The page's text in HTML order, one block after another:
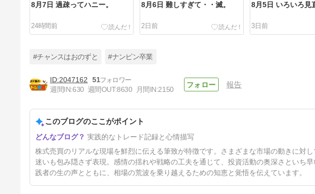
8月7日 過疎ってハニー。
24時間前
8月6日 難しすぎて・・滅。
2日前
8月5日 いろいろ見
3日前
5日前
#チャンスはおのずと #ナンピン卒業
2047162
51
週間IN:630 週間OUT:8630 月間IN:2150
報告
このブログのここがポイント
実践的なトレード記録と心情描写
株式売買のリアルな現場を鮮烈に伝える筆致が特徴です。さまざまな市場の動きに対
迷いも包み隠さず表現。感情の揺れや戦略の工夫を通じて、投資活動の奥深さといち
践者の生の声とともに、相場の荒波を乗り越えるための知恵と覚悟を伝えています。